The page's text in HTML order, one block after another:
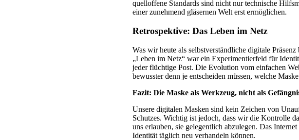
quelloffene Standards sind nicht nur technische
einer zunehmend gläsernen Welt erst ermöglichen.
Retrospektive: Das Leben im Netz
Was wir heute als selbstverständliche digitale
„Leben im Netz“ war ein Experimentierfeld für
jeder flüchtige Post. Die Evolution vom einfachen
bewusster denn je entscheiden müssen, welche
Fazit: Die Maske als Werkzeug, nicht als
Unsere digitalen Masken sind kein Zeichen von
Schutzes. Wichtig ist jedoch, dass wir die Kontrolle
uns erlauben, sie gelegentlich abzulegen. Das
Identität täglich neu verhandeln können.